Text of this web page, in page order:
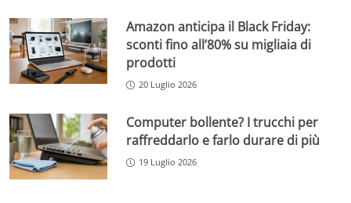
Amazon anticipa il Black Friday:
sconti fino all’80% su migliaia di
prodotti
20 Luglio 2026
Computer bollente? I trucchi per
raffreddarlo e farlo durare di più
19 Luglio 2026